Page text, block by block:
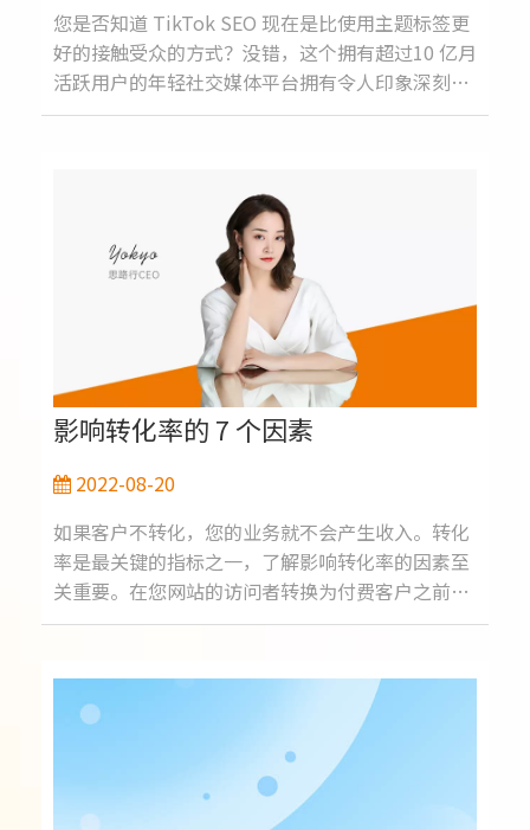
您是否知道 TikTok SEO 现在是比使用主题标签更
好的接触受众的方式？没错，这个拥有超过10 亿月
活跃用户的年轻社交媒体平台拥有令人印象深刻的
搜索引擎。别担心，主题标签还没有完全消失。但
的。什么是 TIKTOK 搜索引擎优化 (SEO)？大多数
人都知道SEO，因为它与谷歌有关。想要在
Google 上排名高于竞争对手？确保优化您的网
站，以便在搜索引擎结果页面上更容易找到它。那
么什么是 TikTok SEO，它有什么不同呢？TikTok
搜索引擎优化（类似于常规 SEO）正在优化您在
影响转化率的 7 个因素
2022-08-20
如果客户不转化，您的业务就不会产生收入。转化
率是最关键的指标之一，了解影响转化率的因素至
关重要。在您网站的访问者转换为付费客户之前，
他们需要经过几个步骤并执行一些操作。这些对转
同。让我们在下面列出它们并更详细地讨论它们！
1. 你的报价有多有吸引力？在回答这个问题时尽量
诚实。企业提供的报价通常无法为潜在客户提供足
够的价值。要么产品质量不好，要么价格太高，要
么产品不是客户想要的。今天的市场有很多选择。